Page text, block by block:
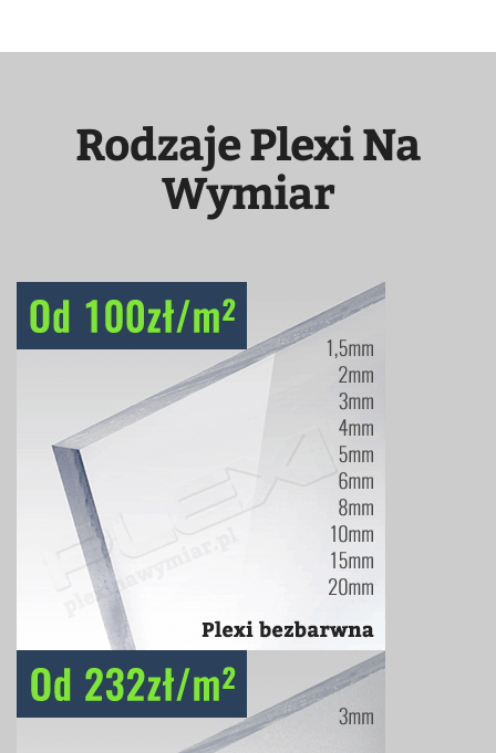
Rodzaje Plexi Na
Wymiar